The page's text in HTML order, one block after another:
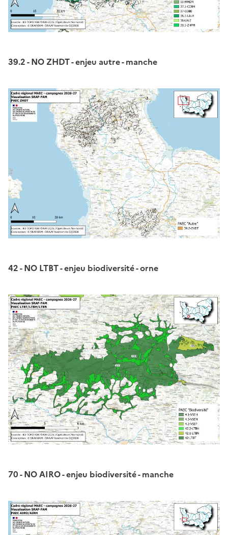
39.2 - NO ZHDT - enjeu autre - manche
42 - NO LTBT - enjeu biodiversité - orne
70 - NO AIRO - enjeu biodiversité - manche